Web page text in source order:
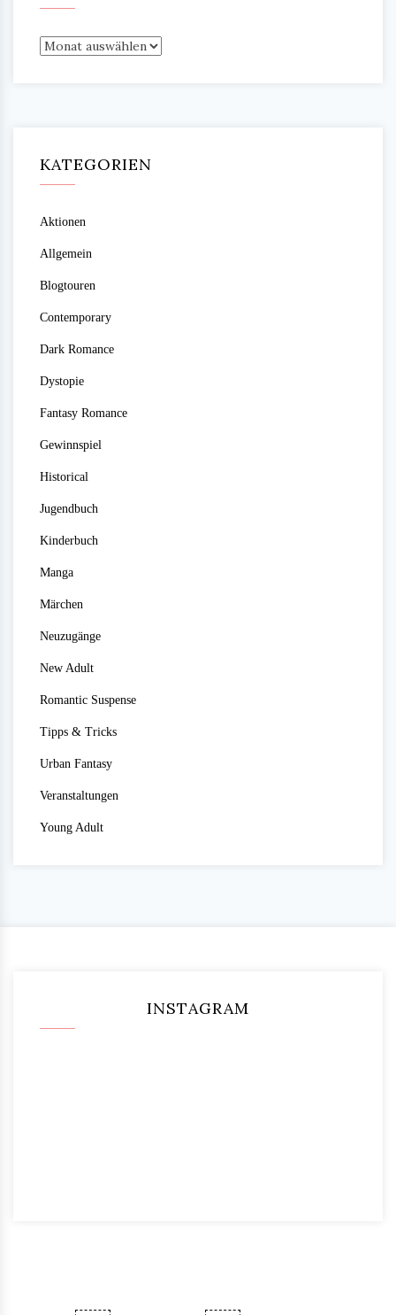
Archiv
KATEGORIEN
Aktionen
Allgemein
Blogtouren
Contemporary
Dark Romance
Dystopie
Fantasy Romance
Gewinnspiel
Historical
Jugendbuch
Kinderbuch
Manga
Märchen
Neuzugänge
New Adult
Romantic Suspense
Tipps & Tricks
Urban Fantasy
Veranstaltungen
Young Adult
INSTAGRAM